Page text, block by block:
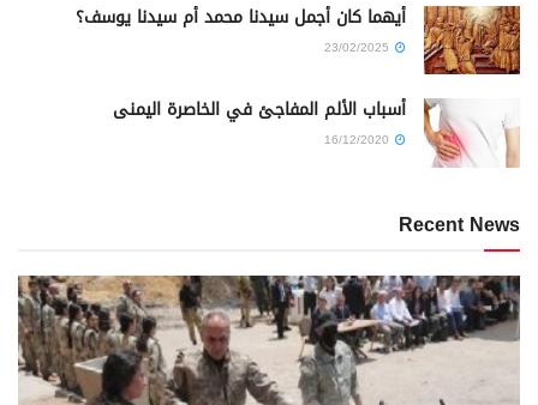
أيهما كان أجمل سيدنا محمد أم سيدنا يوسف؟
أسباب الألم المفاجئ في الخاصرة اليمنى
Recent News